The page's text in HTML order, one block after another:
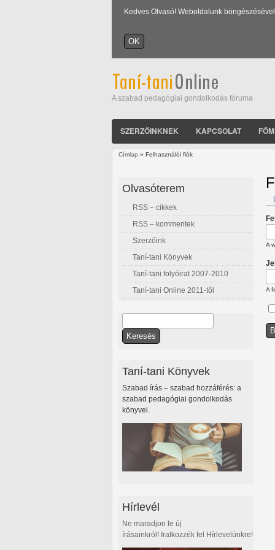
Kedves Olvasó! Weboldalunk
A szabad pedagógiai gondolkodás fóruma
SZERZŐINKNEK KAPCSOLAT
Címlap » Felhasználói fiók
A
A
Olvasóterem
RSS – cikkek
RSS – kommentek
Szerzőink
Taní-tani Könyvek
Taní-tani folyóirat 2007-2010
Taní-tani Online 2011-től
Keresés űrlap
Taní-tani Könyvek
Szabad írás – szabad hozzáférés: a
szabad pedagógiai gondolkodás
könyvei.
Hírlevél
Ne maradjon le új
írásainkról! Iratkozzék fel Hírlevelünkre!